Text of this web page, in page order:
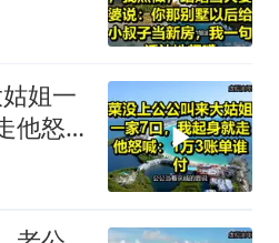
姐一
他怒